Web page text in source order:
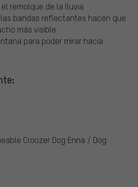
remolque de la lluvia
bandas reflectantes hacen que
más visible
para poder mirar hacia
Croozer Dog Enna / Dog